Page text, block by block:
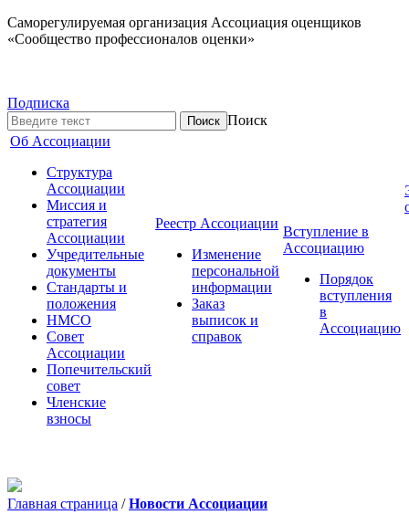
Саморегулируемая организация Ассоциация оценщиков
«Сообщество профессионалов оценки»
Подписка
Поиск
Об Ассоциации
Структура
Ассоциации
Миссия и
стратегия
Ассоциации
Учредительные
документы
Стандарты и
положения
НМСО
Совет
Ассоциации
Попечительский
совет
Членские
взносы
Реестр Ассоциации
Изменение
персональной
информации
Заказ
выписок и
справок
Вступление в
Ассоциацию
Порядок
вступления
в
Ассоциацию
Главная страница / Новости Ассоциации